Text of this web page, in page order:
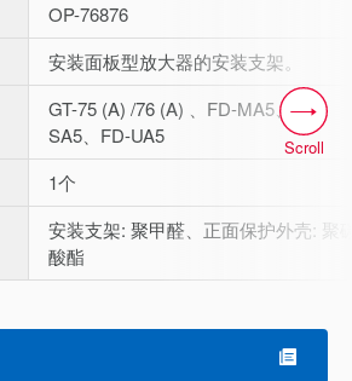
OP-76876
安装面板型放大器的安装支架。
GT-75 (A) /76 (A) 、FD-MA5、FD-
SA5、FD-UA5
1个
安装支架: 聚甲醛、正面保护外壳: 聚
酸酯
Scroll